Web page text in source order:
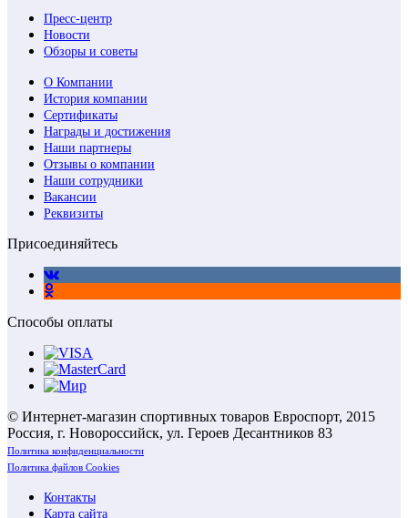
Пресс-центр
Новости
Обзоры и советы
О Компании
История компании
Сертификаты
Награды и достижения
Наши партнеры
Отзывы о компании
Наши сотрудники
Вакансии
Реквизиты
Присоединяйтесь
Способы оплаты
© Интернет-магазин спортивных товаров Евроспорт, 2015
Россия, г. Новороссийск, ул. Героев Десантников 83
Политика конфиденциальности
Политика файлов Cookies
Контакты
Карта сайта